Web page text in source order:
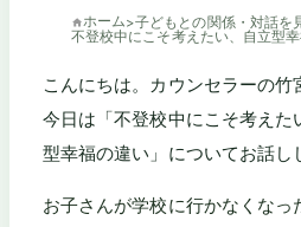
ホーム>子どもとの関係・対話を
不登校中にこそ考えたい、自立型
こんにちは。カウンセラーの竹
今日は「不登校中にこそ考えた
型幸福の違い」についてお話し
お子さんが学校に行かなくな